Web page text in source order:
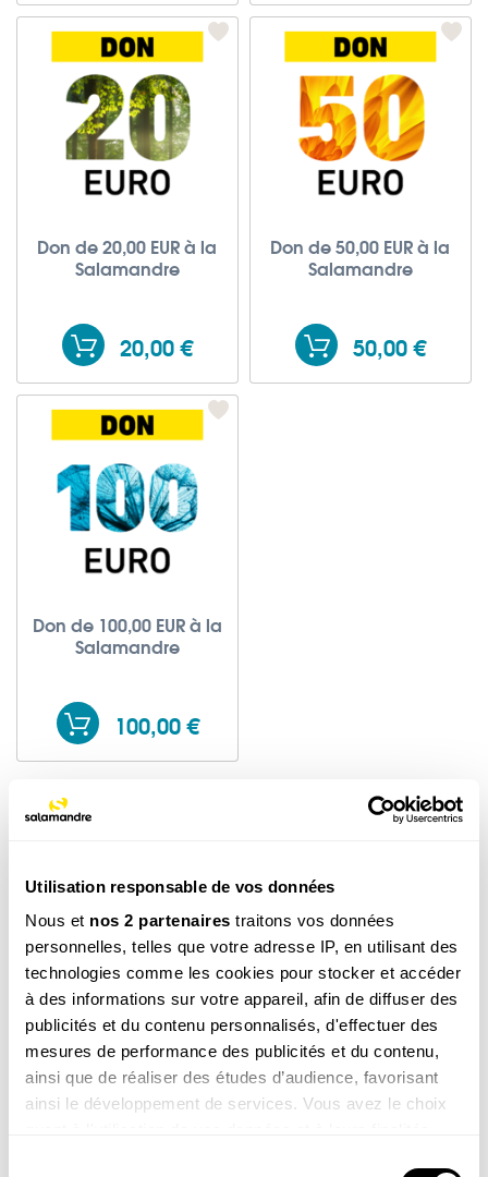
Utilisation responsable de vos données
Nous et nos 2 partenaires traitons vos données
personnelles, telles que votre adresse IP, en utilisant des
technologies comme les cookies pour stocker et accéder
à des informations sur votre appareil, afin de diffuser des
publicités et du contenu personnalisés, d'effectuer des
mesures de performance des publicités et du contenu,
ainsi que de réaliser des études d’audience, favorisant
ainsi le développement de services. Vous avez le choix
Don de 20,00 EUR à la
Salamandre
20,00 €
Don de 50,00 EUR à la
Salamandre
50,00 €
Don de 100,00 EUR à la
Salamandre
100,00 €
Nos abonnements soutien
Abonnement soutien 1
Abonnement soutien 1